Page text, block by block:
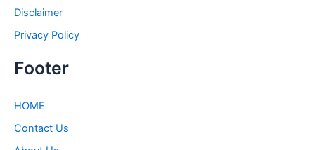
Disclaimer
Privacy Policy
Footer
HOME
Contact Us